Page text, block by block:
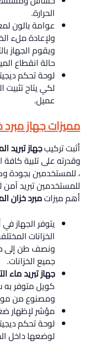
الحرارة.
عوامة بالون
ولإعادة ملء
ويقوم الجهاز
حالة انقطاع
لكي يتاح
عميل.
مميزات جهاز
أثبت تركيبجهاز تبريد
وقدرته على تلبية كافة
، للمستخدمين بجودة
للمستخدمين تبريد
أهم ميزاتمبرد خزان
يتوفر الجهاز
الخزانات
جميع الخزانات.
جهاز تبريد ماء
كويل متوفر به
ومصنوع من
مؤشر لإظهار
لوضعها داخل